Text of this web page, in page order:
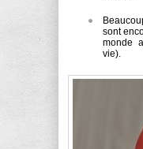
sont
monde
vie).